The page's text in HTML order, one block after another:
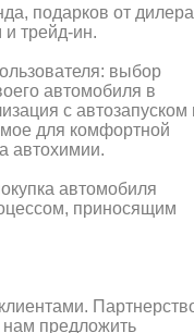
подарков от
трейд-ин.
выбор
автомобиля в
с автозапуском
для комфортной
автохимии.
автомобиля
приносящим
нам предложить